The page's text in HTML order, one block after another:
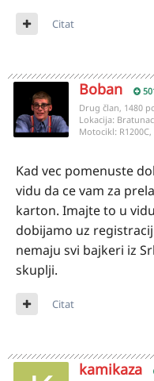
Citat
Boban
Drug član, 1480
Lokacija:
Motocikl: R1200C,
Kad vec pomenuste
vidu da ce vam za
karton. Imajte to u
dobijamo uz
nemaju svi bajkeri iz
skuplji.
Citat
kamikaza